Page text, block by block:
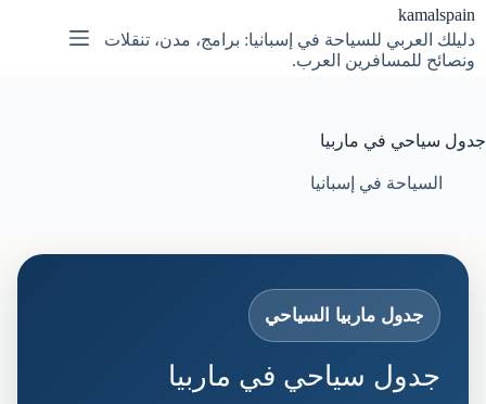
التجاوز
إلى
المحتوى
kamalspain
دليلك العربي للسياحة في إسبانيا: برامج، مدن، تنقلات
ونصائح للمسافرين العرب.
جدول سياحي في ماربيا
السياحة في إسبانيا
جدول ماربيا السياحي
جدول سياحي في ماربيا